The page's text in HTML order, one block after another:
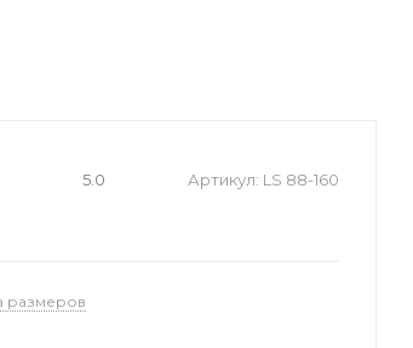
5.0 Артикул: LS 88-160
размеров